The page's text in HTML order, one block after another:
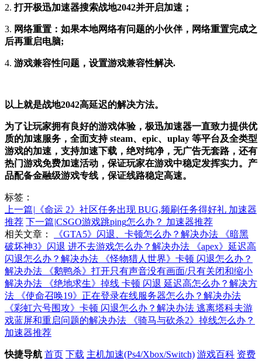
2.打开极迅加速器搜索战地2042并开启加速；
3. 网络重置：如果本地网络有问题的小伙伴，网络重置完成之
后再重启电脑;
4. 游戏兼容性问题，设置游戏兼容性解决.
以上就是战地2042高延迟的解决方法。
为了让玩家拥有良好的游戏体验，极迅加速器一直致力提供优
质的加速服务，全面支持 steam、epic、uplay 等平台及全类型
游戏的加速，支持加速下载，绝对纯净，无广告无套路，还有
热门游戏免费加速活动，保证玩家在游戏中稳定发挥实力。产
品配备金融级游戏专线，保证线路稳定高速。
标签：
上一篇| 《命运 2》社区任务出现 BUG,频刷任务得好礼 加速器
推荐 下一篇|CSGO游戏跳ping怎么办？ 加速器推荐
相关文章：
《GTA5》闪退、卡顿怎么办？解决办法
《暗黑
破坏神3》闪退 进不去游戏怎么办？解决办法
《apex》延迟高
闪退怎么办？解决办法
《怪物猎人世界》卡顿 闪退怎么办？
解决办法
《鹅鸭杀》打开只有声音没有画面/只有关闭和缩小
解决办法
《绝地求生》掉线 卡顿 闪退 延迟高怎么办？解决方
法
《使命召唤19》正在登录在线服务器怎么办？解决办法
《彩虹六号围攻》卡顿 闪退怎么办？解决办法 逃离塔科夫游
戏蓝屏和重启问题的解决办法
《骑马与砍杀2》掉线怎么办？
加速器推荐
快捷导航 首页 下载 主机加速(Ps4/Xbox/Switch) 游戏百科 资费